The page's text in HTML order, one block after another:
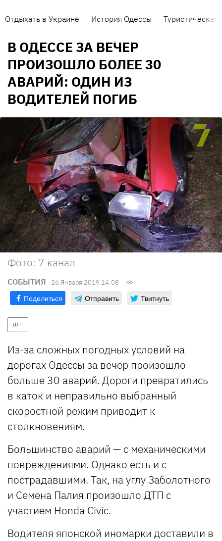
Отдыхать в Украине История Одессы Туристическая
В ОДЕССЕ ЗА ВЕЧЕР
ПРОИЗОШЛО БОЛЕЕ 30
АВАРИЙ: ОДИН ИЗ
ВОДИТЕЛЕЙ ПОГИБ
Фото: 7 канал
СОБЫТИЯ 26 Января 2019 14:08
Поделиться Отправить Твитнуть
ДТП
Из-за сложных погодных условий на
дорогах Одессы за вечер произошло
больше 30 аварий. Дороги превратились
в каток и неправильно выбранный
скоростной режим приводит к
столкновениям.
Большинство аварий — с механическими
повреждениями. Однако есть и с
пострадавшими. Так, на углу Заболотного
и Семена Палия произошло ДТП с
участием Honda Civiс.
Водителя японской иномарки доставили в